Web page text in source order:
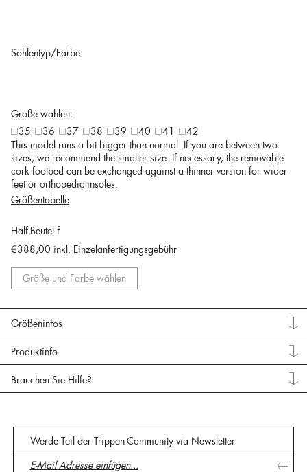
Sohlentyp/Farbe:
Größe wählen:
35
36 37 38 39 40 41
42
This model runs a bit bigger than normal. If you are between two
sizes, we recommend the smaller size. If necessary, the removable
cork footbed can be exchanged against a thinner version for wider
feet or orthopedic insoles.
Größentabelle
Half-Beutel f
€388,00 inkl. Einzelanfertigungsgebühr
Größe und Farbe wählen
Größeninfos
Produktinfo
Brauchen Sie Hilfe?
Werde Teil der Trippen-Community via Newsletter